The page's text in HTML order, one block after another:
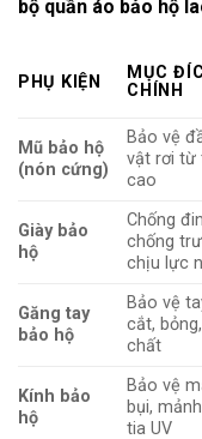
bộ quần áo bảo hộ
PHỤ KIỆN
MỤC
CHÍNH
Mũ bảo hộ
(nón cứng)
Bảo vệ
vật rơi từ
cao
Giày bảo
hộ
Chống
chống
chịu lực
Găng tay
bảo hộ
Bảo vệ
cắt,
chất
Kính bảo
hộ
Bảo vệ
bụi,
tia UV